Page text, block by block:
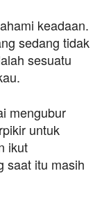
keadaan.
sedang tidak
sesuatu
mengubur
untuk
ikut
saat itu masih